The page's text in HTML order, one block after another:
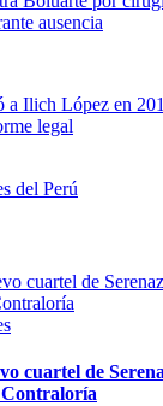
ausencia
a Ilich López en
legal
del Perú
cuartel de
Contraloría